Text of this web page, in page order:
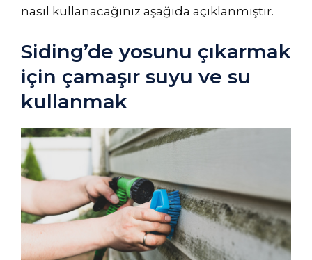
nasıl kullanacağınız aşağıda açıklanmıştır.
Siding’de yosunu çıkarmak
için çamaşır suyu ve su
kullanmak